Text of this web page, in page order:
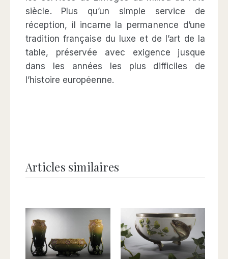
siècle. Plus qu’un simple service de
réception, il incarne la permanence d’une
tradition française du luxe et de l’art de la
table, préservée avec exigence jusque
dans les années les plus difficiles de
l’histoire européenne.
Articles similaires